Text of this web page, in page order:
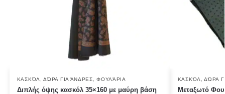
ΚΑΣΚΌΛ ,ΔΏΡΑ ΓΙΑ ΆΝΔΡΕΣ ,ΦΟΥΛΆΡΙΑ
Διπλής όψης κασκόλ 35×160 με μαύρη βάση
ΚΑΣΚΌΛ ,ΔΏΡΑ
Μεταξωτό